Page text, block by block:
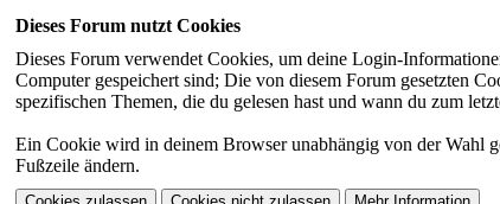
Dieses Forum nutzt Cookies
Dieses Forum verwendet Cookies, um deine Login-
Computer gespeichert sind; Die von diesem Forum gesetzten
spezifischen Themen, die du gelesen hast und wann du zum
Ein Cookie wird in deinem Browser unabhängig von der Wahl
Fußzeile ändern.